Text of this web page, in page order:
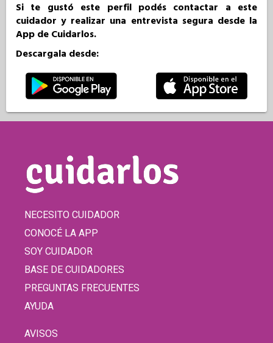
Si te gustó este perfil podés contactar a este
cuidador y realizar una entrevista segura desde la
App de Cuidarlos.
Descargala desde:
NECESITO CUIDADOR
CONOCÉ LA APP
SOY CUIDADOR
BASE DE CUIDADORES
PREGUNTAS FRECUENTES
AYUDA
AVISOS